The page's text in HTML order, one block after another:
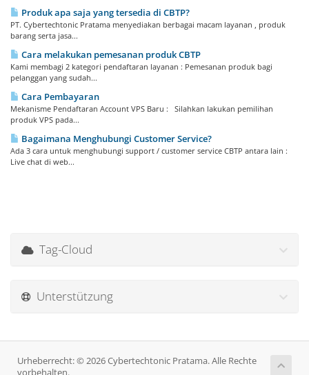
Produk apa saja yang tersedia di CBTP?
PT. Cybertechtonic Pratama menyediakan berbagai macam layanan , produk
barang serta jasa...
Cara melakukan pemesanan produk CBTP
Kami membagi 2 kategori pendaftaran layanan : Pemesanan produk bagi
pelanggan yang sudah...
Cara Pembayaran
Mekanisme Pendaftaran Account VPS Baru : Silahkan lakukan pemilihan
produk VPS pada...
Bagaimana Menghubungi Customer Service?
Ada 3 cara untuk menghubungi support / customer service CBTP antara lain :
Live chat di web...
Tag-Cloud
Unterstützung
Urheberrecht: © 2026 Cybertechtonic Pratama. Alle Rechte
vorbehalten.